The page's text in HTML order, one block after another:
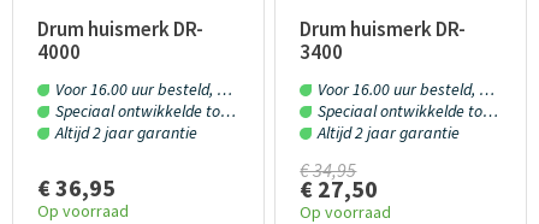
Drum huismerk DR-
4000
Voor 16.00 uur besteld, morgen in huis!
Speciaal ontwikkelde toner en inkt
Altijd 2 jaar garantie
€ 36,95
Op voorraad
Drum huismerk DR-
3400
Voor 16.00 uur besteld, morgen in huis!
Speciaal ontwikkelde toner en inkt
Altijd 2 jaar garantie
€ 34,95
€ 27,50
Op voorraad